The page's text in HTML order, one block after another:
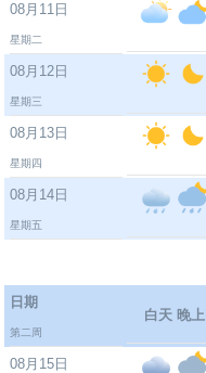
08月11日
星期二
08月12日
星期三
08月13日
星期四
08月14日
星期五
日期
第二周
白天 晚上
08月15日